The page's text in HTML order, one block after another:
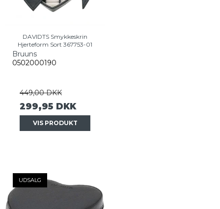
DAVIDTS Smykkeskrin
Hjerteform Sort 367753-01
Bruuns
0502000190
449,00 DKK
299,95 DKK
VIS PRODUKT
UDSALG